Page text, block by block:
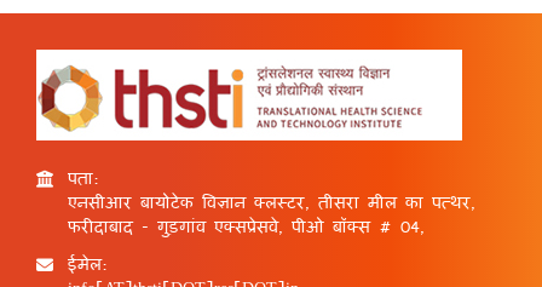
पता:
एनसीआर बायोटेक विज्ञान क्लस्टर, तीसरा मील का पत्थर,
फरीदाबाद - गुड़गांव एक्सप्रेसवे, पीओ बॉक्स # 04,
ईमेल: